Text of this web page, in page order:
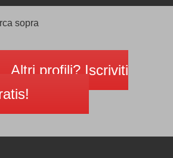
sopra
Altri profili? Iscriviti